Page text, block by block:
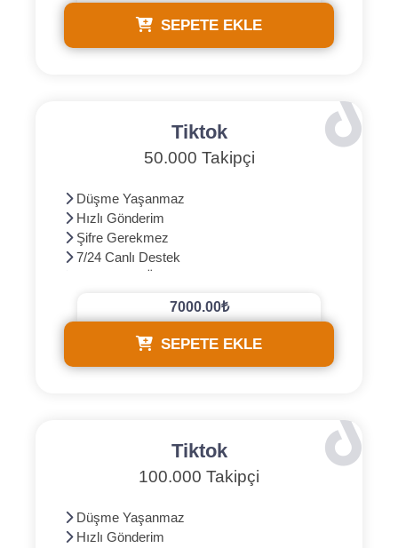
SEPETE EKLE
Tiktok
50.000 Takipçi
Düşme Yaşanmaz
Hızlı Gönderim
Şifre Gerekmez
7/24 Canlı Destek
7000.00₺
SEPETE EKLE
Tiktok
100.000 Takipçi
Düşme Yaşanmaz
Hızlı Gönderim